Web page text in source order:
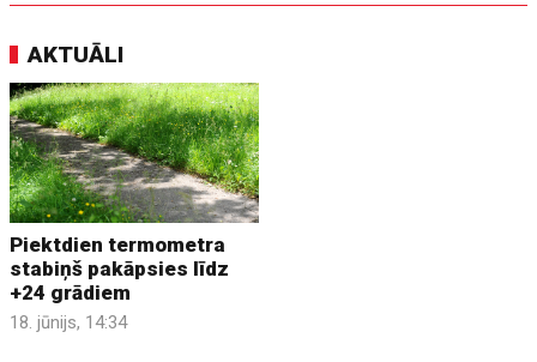
AKTUĀLI
Piektdien termometra
stabiņš pakāpsies līdz
+24 grādiem
18. jūnijs, 14:34